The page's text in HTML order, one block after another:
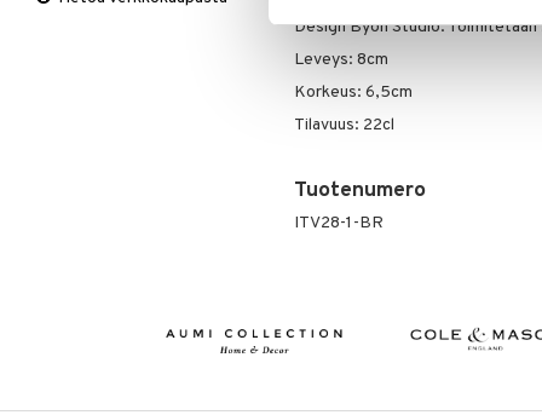
Design Byon Studio.
Leveys: 8cm
Korkeus: 6,5cm
Tilavuus: 22cl
Tuotenumero
ITV28-1-BR
Vaasit
Lakanat & Tyynyliinat
Viltit & Peitteet
Ulkoilmaelämä